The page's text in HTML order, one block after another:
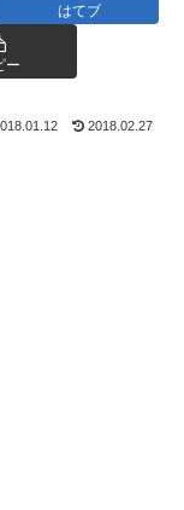
はてブ
ー
2018.02.27